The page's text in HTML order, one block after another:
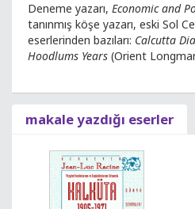
Deneme yazarı, Economic and
tanınmış köşe yazarı, eski Sol
eserlerinden bazıları: Calcutta
Hoodlums Years (Orient
makale yazdığı eserler